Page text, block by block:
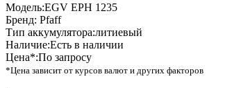
Модель:EGV EPH 1235
Бренд: Pfaff
Тип аккумулятора:литиевый
Наличие:Есть в наличии
Цена*:По запросу
*Цена зависит от курсов валют и других факторов